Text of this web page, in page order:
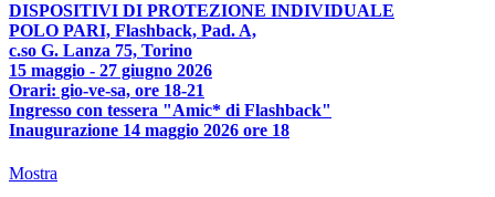
DISPOSITIVI DI PROTEZIONE INDIVIDUALE
POLO PARI, Flashback, Pad. A,
c.so G. Lanza 75, Torino
15 maggio - 27 giugno 2026
Orari: gio-ve-sa, ore 18-21
Ingresso con tessera "Amic* di Flashback"
Inaugurazione 14 maggio 2026 ore 18
Mostra